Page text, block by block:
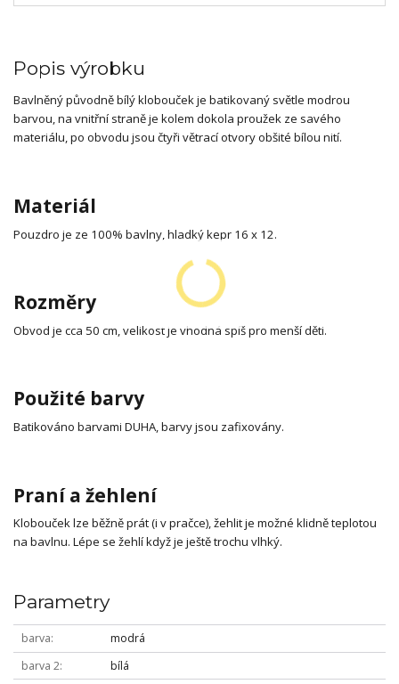
Popis výrobku
Bavlněný původně bílý klobouček je batikovaný světle modrou
barvou, na vnitřní straně je kolem dokola proužek ze savého
materiálu, po obvodu jsou čtyři větrací otvory obšité bílou nití.
Materiál
Pouzdro je ze 100% bavlny, hladký kepr 16 x 12.
Rozměry
Obvod je cca 50 cm, velikost je vhodná spíš pro menší děti.
Použité barvy
Batikováno barvami DUHA, barvy jsou zafixovány.
Praní a žehlení
Klobouček lze běžně prát (i v pračce), žehlit je možné klidně teplotou
na bavlnu. Lépe se žehlí když je ještě trochu vlhký.
Parametry
barva
modrá
barva 2
bílá